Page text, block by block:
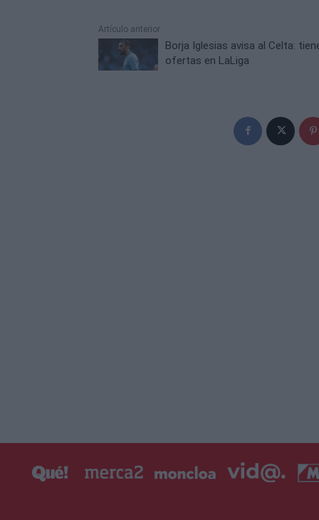
Artículo anterior
Borja Iglesias avisa al Celta:
ofertas en LaLiga